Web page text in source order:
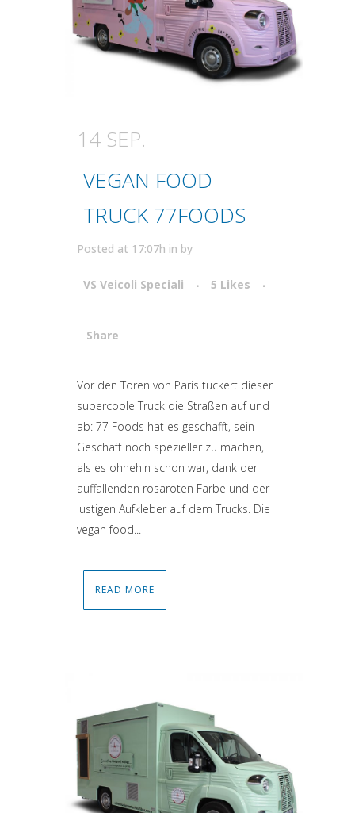
14 SEP.
VEGAN FOOD
TRUCK 77FOODS
Posted at 17:07h in by
VS Veicoli Speciali 5 Likes
Share
Attiva comando
Vor den Toren von Paris tuckert dieser
supercoole Truck die Straßen auf und
ab: 77 Foods hat es geschafft, sein
Geschäft noch spezieller zu machen,
als es ohnehin schon war, dank der
auffallenden rosaroten Farbe und der
lustigen Aufkleber auf dem Trucks. Die
vegan food...
READ MORE